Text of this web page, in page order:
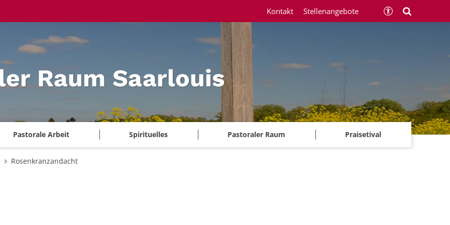
Raum Saarlouis
Pastorale Arbeit Spirituelles Pastoraler Raum Praisetival
Kontakt Stellenangebote
Rosenkranzandacht